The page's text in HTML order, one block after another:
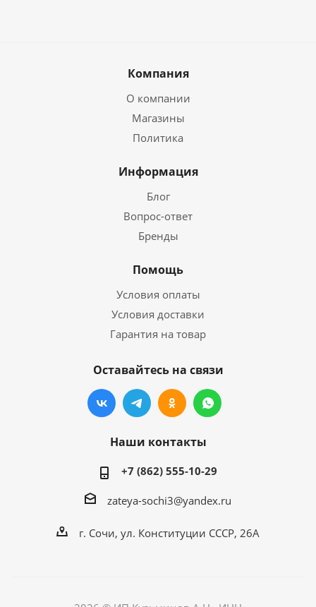
Компания
О компании
Магазины
Политика
Информация
Блог
Вопрос-ответ
Бренды
Помощь
Условия оплаты
Условия доставки
Гарантия на товар
Оставайтесь на связи
Наши контакты
+7 (862) 555-10-29
zateya-sochi3@yandex.ru
г. Сочи, ул. Конституции СССР, 26А